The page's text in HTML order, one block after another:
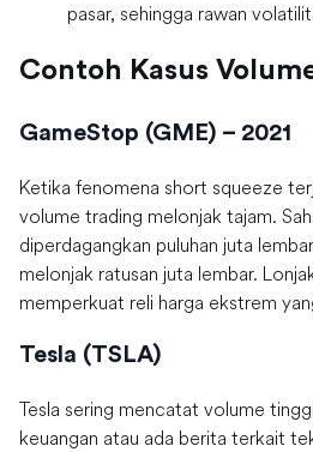
pasar, sehingga rawan
Contoh Kasus
GameStop (GME) – 2021
Ketika fenomena short squeeze
volume trading melonjak tajam.
diperdagangkan puluhan juta
melonjak ratusan juta lembar.
memperkuat reli harga ekstrem
Tesla (TSLA)
Tesla sering mencatat volume
keuangan atau ada berita terkait